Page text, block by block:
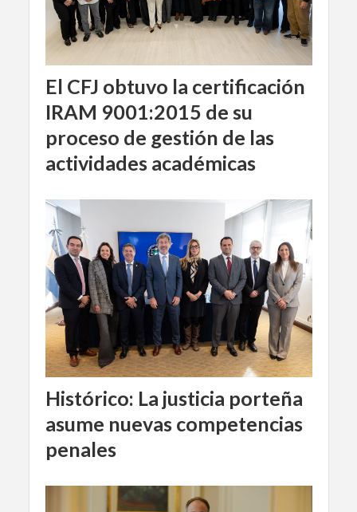
El CFJ obtuvo la certificación
IRAM 9001:2015 de su
proceso de gestión de las
actividades académicas
Histórico: La justicia porteña
asume nuevas competencias
penales